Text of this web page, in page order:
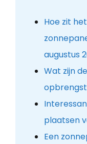
Hoe zit
augustus
Wat zijn
plaatsen
Een